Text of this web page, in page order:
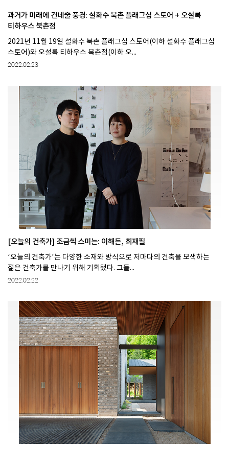
과거가 미래에 건네줄 풍경: 설화수 북촌 플래그십 스토어 + 오설록
티하우스 북촌점
2021년 11월 19일 설화수 북촌 플래그십 스토어(이하 설화수 플래그십
스토어)와 오설록 티하우스 북촌점(이하 오...
2022.02.23
[오늘의 건축가] 조금씩 스미는: 이해든, 최재필
‘오늘의 건축가’는 다양한 소재와 방식으로 저마다의 건축을 모색하는
젊은 건축가를 만나기 위해 기획됐다. 그들...
2022.02.22